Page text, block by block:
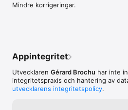
Mindre korrigeringar.
Appintegritet
Utvecklaren Gérard Brochu har inte
integritetspraxis och hantering av
utvecklarens integritetspolicy.